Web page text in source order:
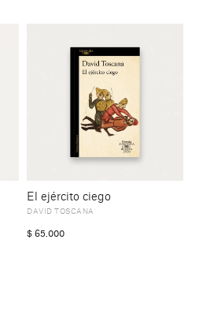
El ejército ciego
DAVID TOSCANA
$ 65.000